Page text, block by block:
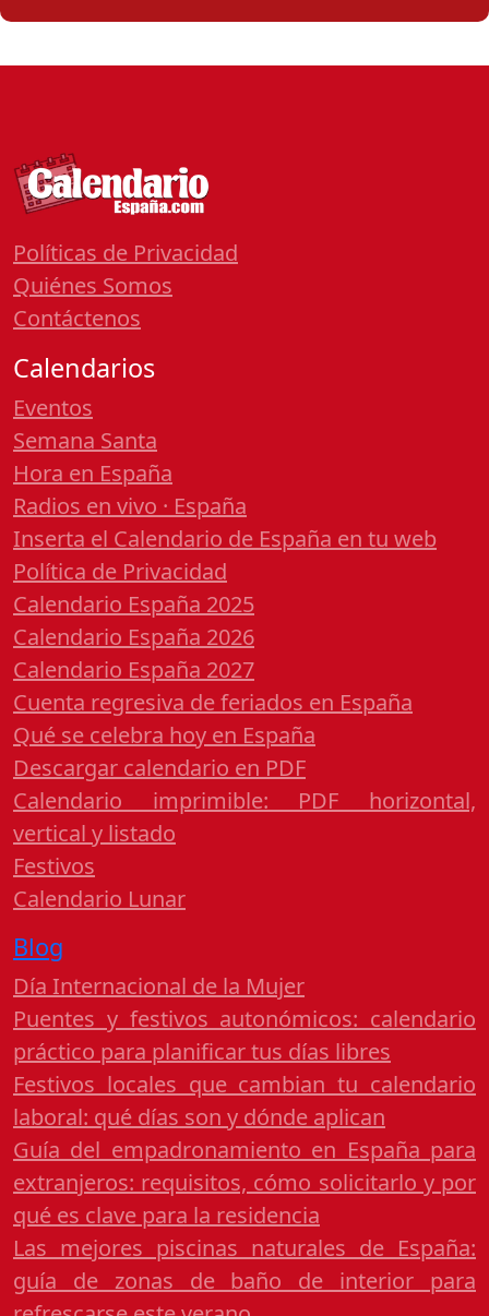
Políticas de Privacidad
Quiénes Somos
Contáctenos
Calendarios
Eventos
Semana Santa
Hora en España
Radios en vivo · España
Inserta el Calendario de España en tu web
Política de Privacidad
Calendario España 2025
Calendario España 2026
Calendario España 2027
Cuenta regresiva de feriados en España
Qué se celebra hoy en España
Descargar calendario en PDF
Calendario imprimible: PDF horizontal,
vertical y listado
Festivos
Calendario Lunar
Blog
Día Internacional de la Mujer
Puentes y festivos autonómicos: calendario
práctico para planificar tus días libres
Festivos locales que cambian tu calendario
laboral: qué días son y dónde aplican
Guía del empadronamiento en España para
extranjeros: requisitos, cómo solicitarlo y por
qué es clave para la residencia
Las mejores piscinas naturales de España:
guía de zonas de baño de interior para